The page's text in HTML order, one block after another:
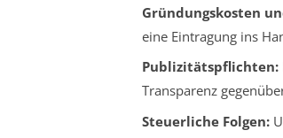
Gründungskosten
eine Eintragung ins
Publizitätspflichten:
Transparenz
Steuerliche Folgen: